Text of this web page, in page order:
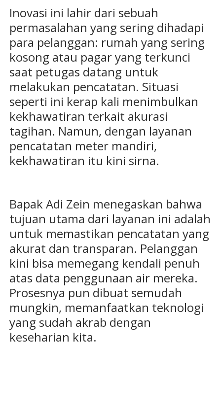
Inovasi ini lahir dari sebuah
permasalahan yang sering dihadapi
para pelanggan: rumah yang sering
kosong atau pagar yang terkunci
saat petugas datang untuk
melakukan pencatatan. Situasi
seperti ini kerap kali menimbulkan
kekhawatiran terkait akurasi
tagihan. Namun, dengan layanan
pencatatan meter mandiri,
kekhawatiran itu kini sirna.
Bapak Adi Zein menegaskan bahwa
tujuan utama dari layanan ini adalah
untuk memastikan pencatatan yang
akurat dan transparan. Pelanggan
kini bisa memegang kendali penuh
atas data penggunaan air mereka.
Prosesnya pun dibuat semudah
mungkin, memanfaatkan teknologi
yang sudah akrab dengan
keseharian kita.